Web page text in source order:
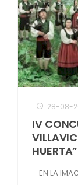
28-08-
IV
EN LA